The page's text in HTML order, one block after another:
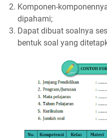
Komponen-
dipahami;
Dapat dibuat soalnya
bentuk soal yang